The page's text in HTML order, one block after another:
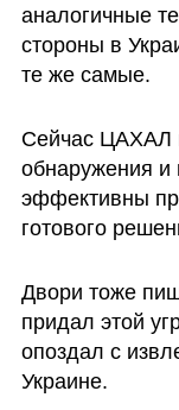
аналогичные
стороны в
те же самые.
Сейчас ЦАХАЛ
обнаружения и
эффективны
готового
Двори тоже
придал этой
опоздал с
Украине.